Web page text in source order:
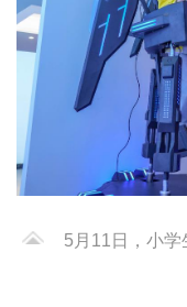
5月11日，小